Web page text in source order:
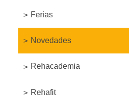
Ferias
Novedades
Rehacademia
Rehafit